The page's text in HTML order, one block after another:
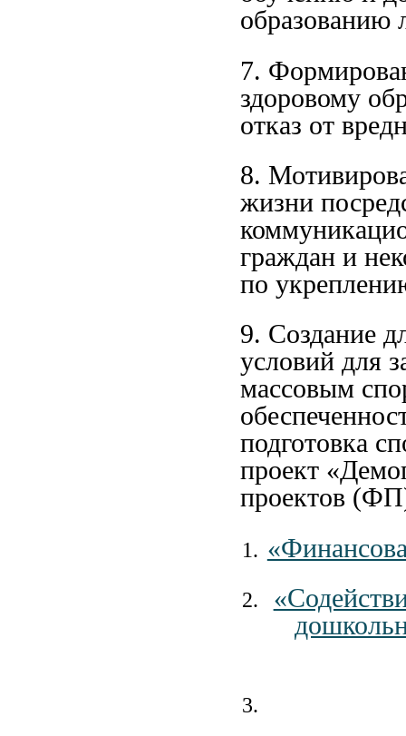
образованию
7.
здоровому
отказ от
8.
жизни
граждан и
по
9. Создание
условий для
массовым
подготовка
проект
проектов